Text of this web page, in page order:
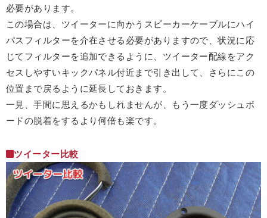
必要があります。
この場合は、ツイーターに向かうスピーカーケーブルにハイ
パスフィルターを介在させる必要がありますので、状況に応
じてフィルターを追加できるように、ツイーター配線をアク
セスしやすいキックパネル付近まで引き出して、さらにこの
位置まで戻るように延長しておきます。
一見、手間に思えるかもしれませんが、もう一度ダッシュボ
ードの脱着をするより何倍も楽です。
ツイーター比較